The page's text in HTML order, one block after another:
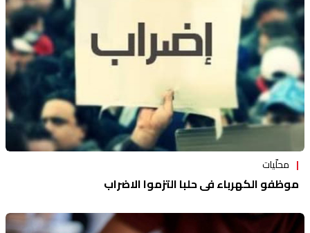
محلّيات
موظفو الكهرباء في حلبا التزموا الاضراب